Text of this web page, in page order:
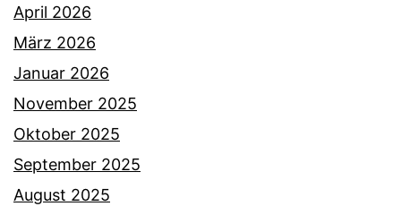
April 2026
März 2026
Januar 2026
November 2025
Oktober 2025
September 2025
August 2025